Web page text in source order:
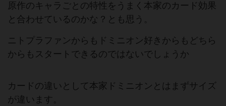
原作のキャラごとの特性をうまく本家のカード効果
と合わせているのかな？とも思う。
ニトプラファンからもドミニオン好きからもどちら
からもスタートできるのではないでしょうか
カードの違いとして本家ドミニオンとはまずサイズ
が違います。